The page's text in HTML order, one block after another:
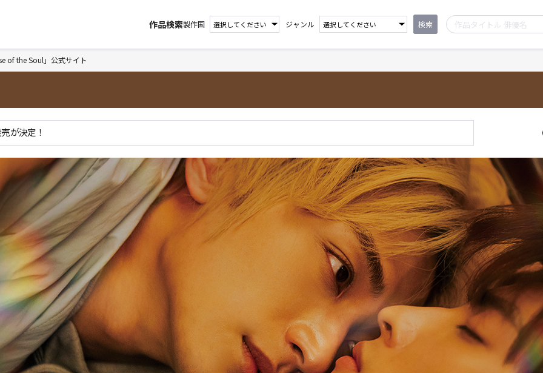
作品検索製作国 ジャンル 検索
of the Soul」公式サイト
が決定！